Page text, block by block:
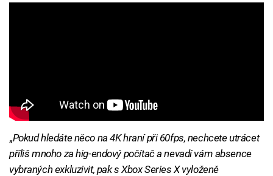
„Pokud hledáte něco na 4K hraní při 60fps, nechcete utrácet
příliš mnoho za hig-endový počítač a nevadí vám absence
vybraných exkluzivit, pak s Xbox Series X vyloženě